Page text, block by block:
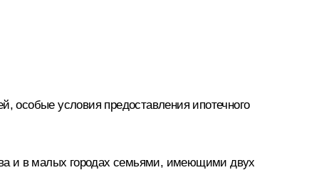
особые условия предоставления ипотечного
и в малых городах семьями, имеющими двух